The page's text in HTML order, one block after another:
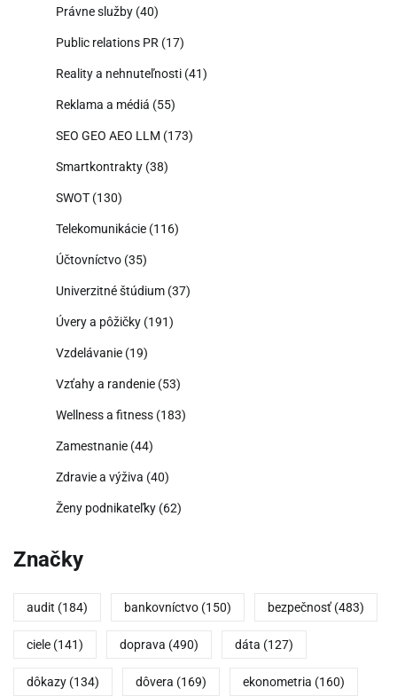
Právne služby (40)
Public relations PR (17)
Reality a nehnuteľnosti (41)
Reklama a médiá (55)
SEO GEO AEO LLM (173)
Smartkontrakty (38)
SWOT (130)
Telekomunikácie (116)
Účtovníctvo (35)
Univerzitné štúdium (37)
Úvery a pôžičky (191)
Vzdelávanie (19)
Vzťahy a randenie (53)
Wellness a fitness (183)
Zamestnanie (44)
Zdravie a výživa (40)
Ženy podnikateľky (62)
Značky
audit (184) bankovníctvo (150) bezpečnosť (483)
ciele (141) doprava (490) dáta (127)
dôkazy (134) dôvera (169) ekonometria (160)